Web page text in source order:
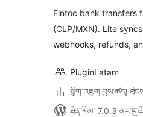
Fintoc bank transfers
(CLP/MXN). Lite
webhooks, refunds,
PluginLatam
སྒྲིག་འཇུག་བྱས་ཚད།
ཐོན་རིམ་ 7.0.3